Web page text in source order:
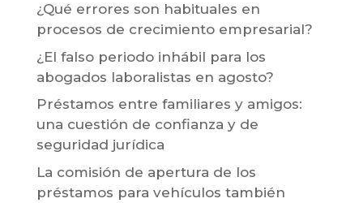
¿Qué errores son habituales en
procesos de crecimiento empresarial?
¿El falso periodo inhábil para los
abogados laboralistas en agosto?
Préstamos entre familiares y amigos:
una cuestión de confianza y de
seguridad jurídica
La comisión de apertura de los
préstamos para vehículos también